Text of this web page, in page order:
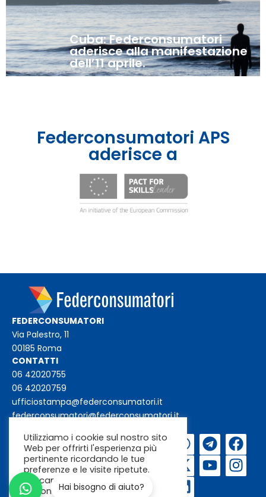
Cuba: Federconsumatori
aderisce alla manifestazione
dell’11 aprile.
Federconsumatori APS
aderisce a
FEDERCONSUMATORI
Via Palestro, 11
00185 Roma
CONTATTI
06 42020755
06 42020759
ufficiostampa@federconsumatori.it
federconsumatori@federconsumatori.it
Iscriviti alla
newsletter
Utilizziamo i cookie sul nostro sito
Web per offrirti l'esperienza più
pertinente ricordando le tue
preferenze e le visite ripetute.
Cliccando su "Accetta"
acconsenti all'uso di TUTTI i
Hai bisogno di aiuto?